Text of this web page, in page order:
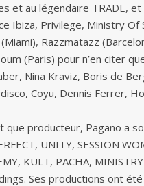
et au légendaire TRADE,
Ibiza, Privilege, Ministry
(Miami), Razzmatazz
(Paris) pour n’en citer
Nina Kraviz, Boris de
Coyu, Dennis Ferrer,
que producteur, Pagano a
UNITY, SESSION
KULT, PACHA,
Ses productions ont